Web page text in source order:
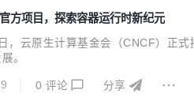
方项目，探索容器运行时新纪元
，云原生计算基金会（CNCF）正
。
0 评论 分享